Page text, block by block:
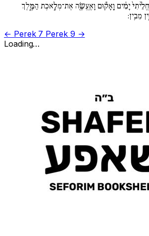
יָמִ֔ים וָֽאָק֕וּם וָאֶֽעֱשֶׂ֖ה אֶת־מְלֶ֣אכֶת הַמֶּ֑לֶךְ
מֵבִֽין:
← Perek 7 Perek 9 →
Loading…